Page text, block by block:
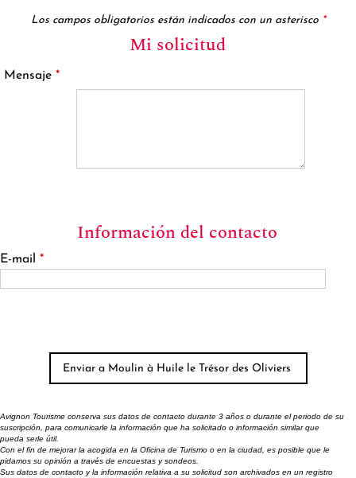
Los campos obligatorios están indicados con un asterisco *
Mi solicitud
Mensaje *
Información del contacto
E-mail *
Avignon Tourisme conserva sus datos de contacto durante 3 años o durante el periodo de su
suscripción, para comunicarle la información que ha solicitado o información similar que
pueda serle útil.
Con el fin de mejorar la acogida en la Oficina de Turismo o en la ciudad, es posible que le
pidamos su opinión a través de encuestas y sondeos.
Sus datos de contacto y la información relativa a su solicitud son archivados en un registro